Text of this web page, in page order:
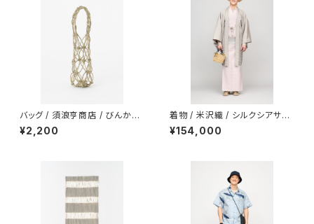
バッグ / 須浪亨商店 / びんかご
/ 小
¥2,200
着物 / 米沢織 / シルクシアサッ
カー / 平織サテン / ASH PINK
（With tailoring）
¥154,000